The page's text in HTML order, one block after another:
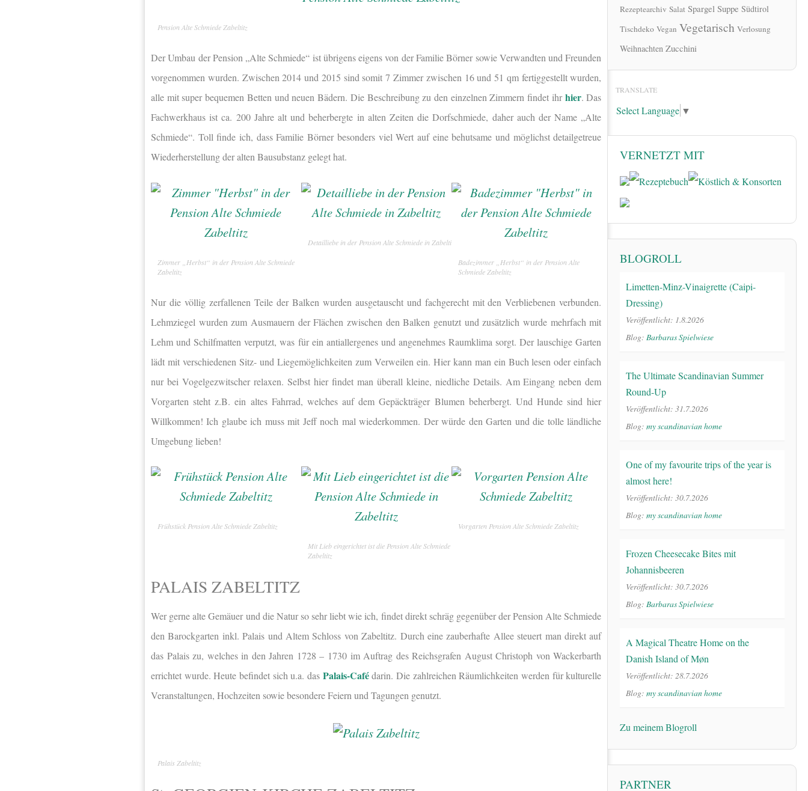
Pension Alte Schmiede Zabeltitz
Der Umbau der Pension „Alte Schmiede“ ist übrigens eigens von der Familie Börner sowie Verwandten und Freunden
vorgenommen wurden. Zwischen 2014 und 2015 sind somit 7 Zimmer zwischen 16 und 51 qm fertiggestellt wurden,
alle mit super bequemen Betten und neuen Bädern. Die Beschreibung zu den einzelnen Zimmern findet ihrhier. Das
Fachwerkhaus ist ca. 200 Jahre alt und beherbergte in alten Zeiten die Dorfschmiede, daher auch der Name „Alte
Schmiede“. Toll finde ich, dass Familie Börner besonders viel Wert auf eine behutsame und möglichst detailgetreue
Wiederherstellung der alten Bausubstanz gelegt hat.
Zimmer „Herbst“ in der Pension Alte Schmiede
Zabeltitz
Detailliebe in der Pension Alte Schmiede in Zabeltitz
Badezimmer „Herbst“ in der Pension Alte
Schmiede Zabeltitz
Nur die völlig zerfallenen Teile der Balken wurden ausgetauscht und fachgerecht mit den Verbliebenen verbunden.
Lehmziegel wurden zum Ausmauern der Flächen zwischen den Balken genutzt und zusätzlich wurde mehrfach mit
Lehm und Schilfmatten verputzt, was für ein antiallergenes und angenehmes Raumklima sorgt. Der lauschige Garten
lädt mit verschiedenen Sitz- und Liegemöglichkeiten zum Verweilen ein. Hier kann man ein Buch lesen oder einfach
nur bei Vogelgezwitscher relaxen. Selbst hier findet man überall kleine, niedliche Details. Am Eingang neben dem
Vorgarten steht z.B. ein altes Fahrrad, welches auf dem Gepäckträger Blumen beherbergt. Und Hunde sind hier
Willkommen! Ich glaube ich muss mit Jeff noch mal wiederkommen. Der würde den Garten und die tolle ländliche
Umgebung lieben!
Frühstück Pension Alte Schmiede Zabeltitz
Mit Lieb eingerichtet ist die Pension Alte Schmiede in
Zabeltitz
Vorgarten Pension Alte Schmiede Zabeltitz
PALAIS ZABELTITZ
Wer gerne alte Gemäuer und die Natur so sehr liebt wie ich, findet direkt schräg gegenüber der Pension Alte Schmiede
den Barockgarten inkl. Palais und Altem Schloss von Zabeltitz. Durch eine zauberhafte Allee steuert man direkt auf
das Palais zu, welches in den Jahren 1728 – 1730 im Auftrag des Reichsgrafen August Christoph von Wackerbarth
errichtet wurde. Heute befindet sich u.a. das Palais-Cafédarin. Die zahlreichen Räumlichkeiten werden für kulturelle
Veranstaltungen, Hochzeiten sowie besondere Feiern und Tagungen genutzt.
Palais Zabeltitz
Rezeptearchiv Salat Spargel Suppe Südtirol
Tischdeko Vegan Vegetarisch Verlosung
Weihnachten Zucchini
TRANSLATE
Select Language ▼
VERNETZT MIT
BLOGROLL
Limetten-Minz-Vinaigrette (Caipi-
Dressing)
Veröffentlicht: 1.8.2026
Blog: Barbaras Spielwiese
The Ultimate Scandinavian Summer
Round-Up
Veröffentlicht: 31.7.2026
Blog: my scandinavian home
One of my favourite trips of the year is
almost here!
Veröffentlicht: 30.7.2026
Blog: my scandinavian home
Frozen Cheesecake Bites mit
Johannisbeeren
Veröffentlicht: 30.7.2026
Blog: Barbaras Spielwiese
A Magical Theatre Home on the
Danish Island of Møn
Veröffentlicht: 28.7.2026
Blog: my scandinavian home
Zu meinem Blogroll
PARTNER